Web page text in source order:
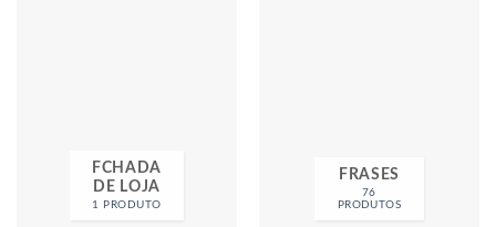
FCHADA
DE LOJA
1 PRODUTO
FRASES
76
PRODUTOS